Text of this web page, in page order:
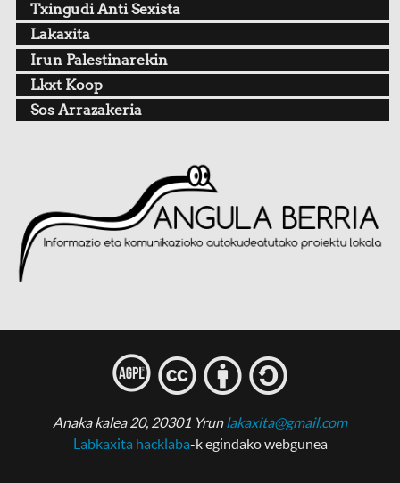
Txingudi Anti Sexista
Lakaxita
Irun Palestinarekin
Lkxt Koop
Sos Arrazakeria
lcbs
Anaka kalea 20, 20301 Yrunlakaxita@gmail.com
Labkaxita hacklaba-k egindako webgunea